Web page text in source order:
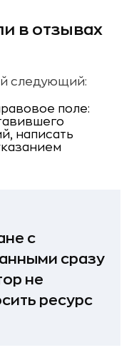
в отзывах
следующий:
поле:
написать
с
сразу
не
ресурс